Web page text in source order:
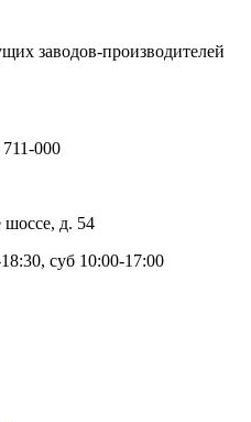
заводов-производителей
000
шоссе, д. 54
суб 10:00-17:00